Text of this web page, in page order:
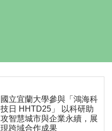
國立宜蘭大學參與「鴻海科
技日 HHTD25」 以科研助
攻智慧城市與企業永續，展
現跨域合作成果